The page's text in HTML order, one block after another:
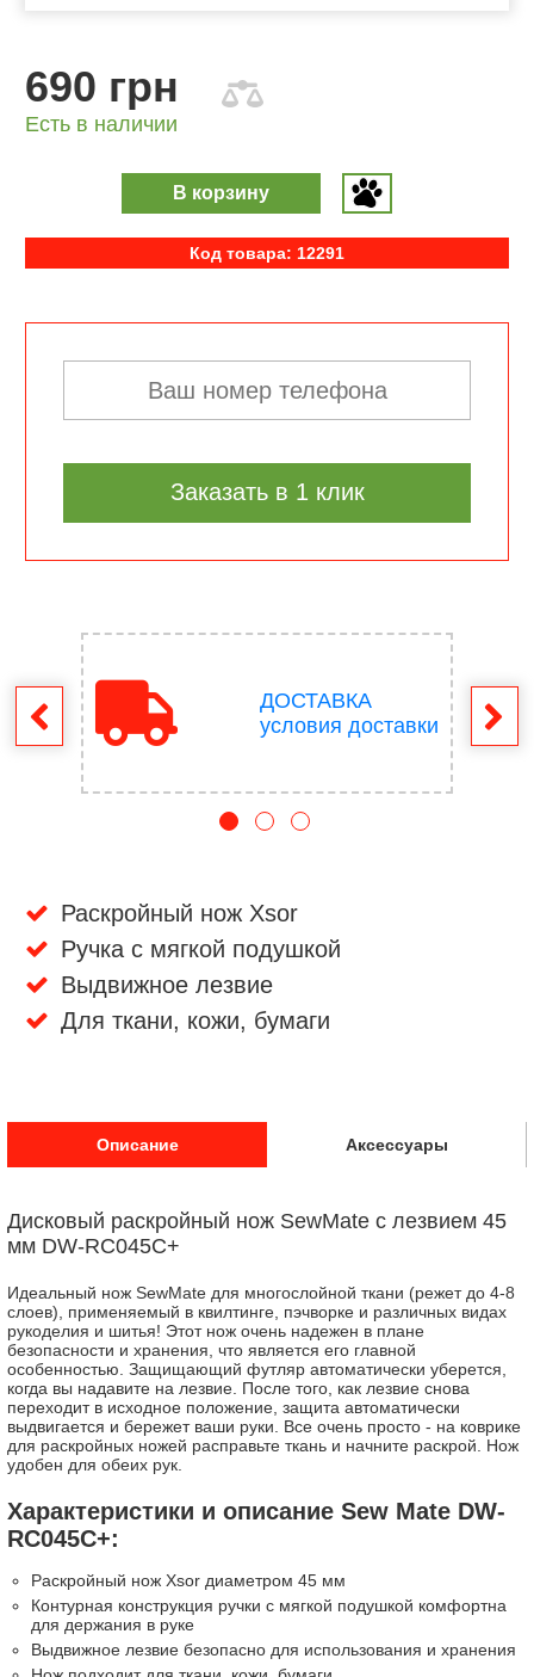
690 грн
Есть в наличии
В корзину
Код товара: 12291
Заказать в 1 клик
ДОСТАВКА
условия доставки
Раскройный нож Xsor
Ручка с мягкой подушкой
Выдвижное лезвие
Для ткани, кожи, бумаги
Описание Аксессуары
Дисковый раскройный нож SewMate с лезвием 45
мм DW-RC045C+
Идеальный нож SewMate для многослойной ткани (режет до 4-8
слоев), применяемый в квилтинге, пэчворке и различных видах
рукоделия и шитья! Этот нож очень надежен в плане
безопасности и хранения, что является его главной
особенностью. Защищающий футляр автоматически уберется,
когда вы надавите на лезвие. После того, как лезвие снова
переходит в исходное положение, защита автоматически
выдвигается и бережет ваши руки. Все очень просто - на коврике
для раскройных ножей расправьте ткань и начните раскрой. Нож
удобен для обеих рук.
Характеристики и описание Sew Mate DW-
RC045C+:
Раскройный нож Xsor диаметром 45 мм
Контурная конструкция ручки с мягкой подушкой комфортна
для держания в руке
Выдвижное лезвие безопасно для использования и хранения